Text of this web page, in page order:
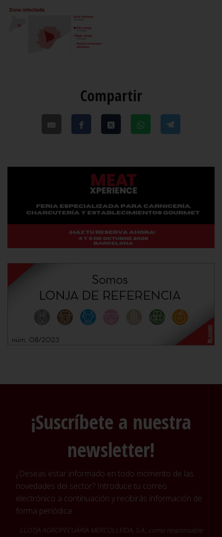
Compartir
¡Suscríbete a nuestra
newsletter!
¿Deseas estar informado en todo momento de las
novedades del sector? Introduce tu correo
electrónico a continuación y recibirás información de
forma periódica
LLOTJA AGROPECUÀRIA MERCOLLEIDA, S.A., como responsable